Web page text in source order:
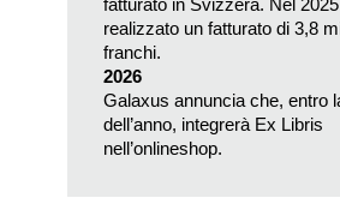
realizzato un fatturato di 3,8
franchi.
2026
Galaxus annuncia che, entro
dell’anno, integrerà Ex Libris
nell’onlineshop.